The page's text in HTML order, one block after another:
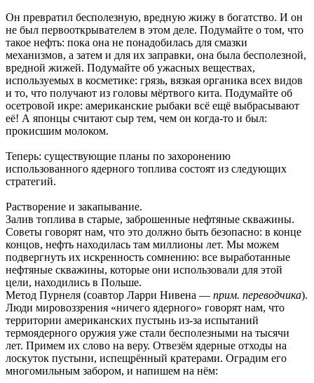
Он превратил бесполезную, вредную жижу в богатство. И он
не был первооткрывателем в этом деле. Подумайте о том, что
такое нефть: пока она не понадобилась для смазки
механизмов, а затем и для их заправки, она была бесполезной,
вредной жижей. Подумайте об ужасных веществах,
используемых в косметике: грязь, вязкая органика всех видов
и то, что получают из головы мёртвого кита. Подумайте об
осетровой икре: американские рыбаки всё ещё выбрасывают
её! А японцы считают сыр тем, чем он когда-то и был:
прокисшим молоком.
Теперь: существующие планы по захоронению
использованного ядерного топлива состоят из следующих
стратегий.
Растворение и закапывание.
Залив топлива в старые, заброшенные нефтяные скважины.
Советы говорят нам, что это должно быть безопасно: в конце
концов, нефть находилась там миллионы лет. Мы можем
подвергнуть их искренность сомнению: все выработанные
нефтяные скважины, которые они использовали для этой
цели, находились в Польше.
Метод Пурнеля (соавтор Ларри Нивена — прим. переводчика).
Люди мировоззрения «ничего ядерного» говорят нам, что
территории американских пустынь из-за испытаний
термоядерного оружия уже стали бесполезными на тысячи
лет. Примем их слово на веру. Отвезём ядерные отходы на
лоскуток пустыни, испещрённый кратерами. Оградим его
многомильным забором, и напишем на нём: